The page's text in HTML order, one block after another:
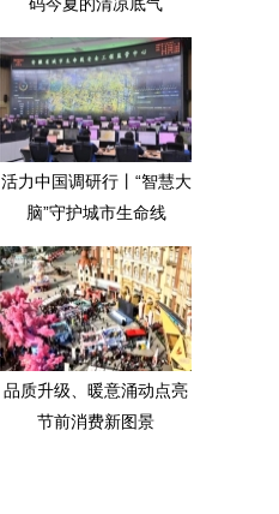
活力中国调研行丨“智慧大
脑”守护城市生命线
品质升级、暖意涌动点亮
节前消费新图景